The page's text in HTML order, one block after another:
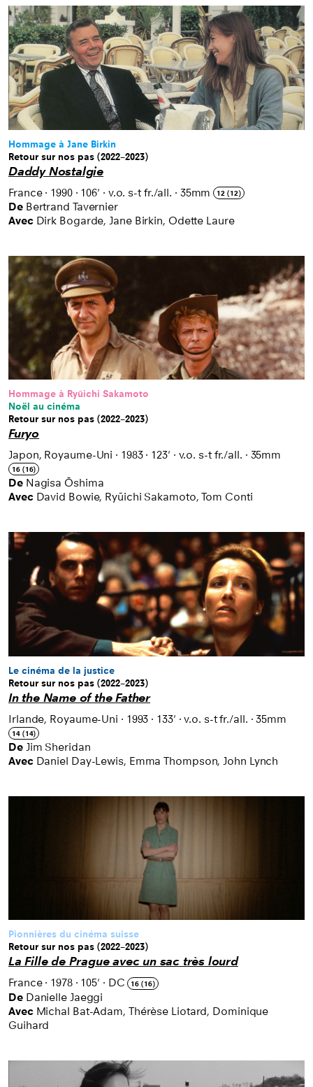
Hommage à Jane Birkin
Retour sur nos pas (2022–2023)
Daddy Nostalgie
France· 1990· 106' · v.o. s-t fr./all. · 35mm 12 (12)
De Bertrand Tavernier
Avec Dirk Bogarde, Jane Birkin, Odette Laure
Hommage à Ryūichi Sakamoto
Noël au cinéma
Retour sur nos pas (2022–2023)
Furyo
Japon, Royaume-Uni · 1983· 123' · v.o. s-t fr./all. · 35mm
16 (16)
De Nagisa Ōshima
Avec David Bowie, Ryūichi Sakamoto, Tom Conti
Le cinéma de la justice
Retour sur nos pas (2022–2023)
In the Name of the Father
Irlande, Royaume-Uni · 1993 · 133' ·v.o. s-t fr./all. ·35mm
14 (14)
De Jim Sheridan
Avec Daniel Day-Lewis, Emma Thompson, John Lynch
Pionnières du cinéma suisse
Retour sur nos pas (2022–2023)
La Fille de Prague avec un sac très lourd
France· 1978· 105' · DC 16 (16)
De Danielle Jaeggi
Avec Michal Bat-Adam, Thérèse Liotard, Dominique
Guihard